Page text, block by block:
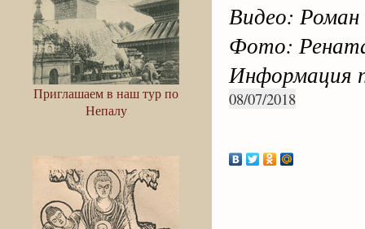
Приглашаем в наш тур по
Непалу
Видео:
Фото:
Информация
08/07/2018